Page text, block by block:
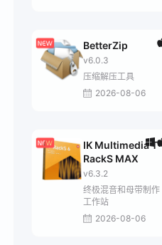
BetterZip
v6.0.3
压缩解压工具
2026-08-06
IK Multimedia T-
RackS MAX
v6.3.2
终极混音和母带制作
工作站
2026-08-06